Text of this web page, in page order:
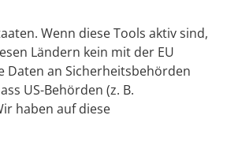
Wenn diese Tools aktiv sind,
Ländern kein mit der EU
Daten an Sicherheitsbehörden
US-Behörden (z. B.
haben auf diese